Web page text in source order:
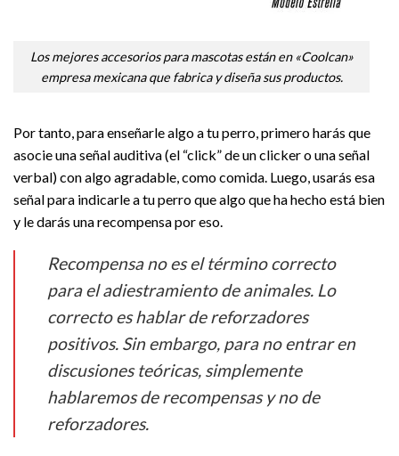
Los mejores accesorios para mascotas están en «Coolcan»
empresa mexicana que fabrica y diseña sus productos.
Por tanto, para enseñarle algo a tu perro, primero harás que
asocie una señal auditiva (el “click” de un clicker o una señal
verbal) con algo agradable, como comida. Luego, usarás esa
señal para indicarle a tu perro que algo que ha hecho está bien
y le darás una recompensa por eso.
Recompensa no es el término correcto
para el adiestramiento de animales. Lo
correcto es hablar de reforzadores
positivos. Sin embargo, para no entrar en
discusiones teóricas, simplemente
hablaremos de recompensas y no de
reforzadores.